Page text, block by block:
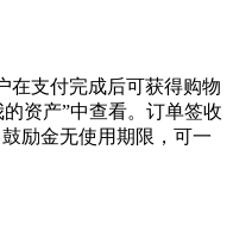
在支付完成后可获得购物
资产”中查看。订单签收
励金无使用期限，可一